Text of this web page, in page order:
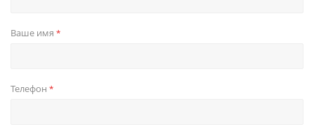
Ваше имя *
Телефон *